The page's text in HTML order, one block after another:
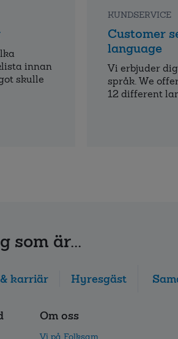
innan
skulle
KUNDSERVICE
Customer
language
Vi erbjuder
språk. We
12 different
som är...
karriär
Hyresgäst
Om oss
Vi på Folksam